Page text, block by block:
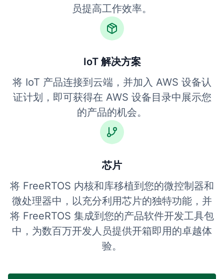
员提高工作效率。
IoT 解决方案
将 IoT 产品连接到云端，并加入 AWS 设备认
证计划，即可获得在 AWS 设备目录中展示您
的产品的机会。
芯片
将 FreeRTOS 内核和库移植到您的微控制器和
微处理器中，以充分利用芯片的独特功能，并
将 FreeRTOS 集成到您的产品软件开发工具包
中，为数百万开发人员提供开箱即用的卓越体
验。